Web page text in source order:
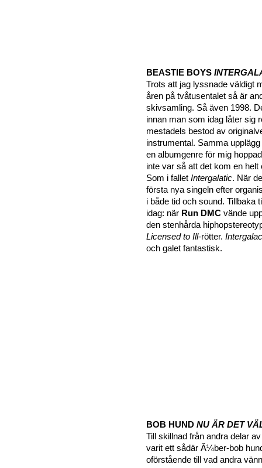
BEASTIE BOYS
Trots att jag lyssnade väldigt
åren på tvåtusentalet så är
skivsamling. Så även 1998.
innan man som idag låter sig
mestadels bestod av
instrumental. Samma
en albumgenre för mig
inte var så att det kom en
Som i fallet Intergalatic. När
första nya singeln efter
i både tid och sound. Tillbaka
idag: när Run DMC vände
den stenhårda
Licensed to Ill-rötter.
och galet fantastisk.
BOB HUND NU ÄR DET
Till skillnad från andra delar
varit ett sådär Ã¼ber-bob
oförstående till vad andra